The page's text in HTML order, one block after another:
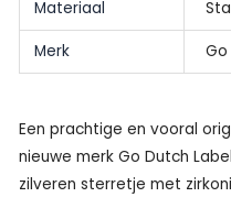
Materiaal
Merk
Een prachtige en vooral
nieuwe merk Go Dutch
zilveren sterretje met